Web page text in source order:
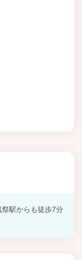
祭駅からも徒歩7分